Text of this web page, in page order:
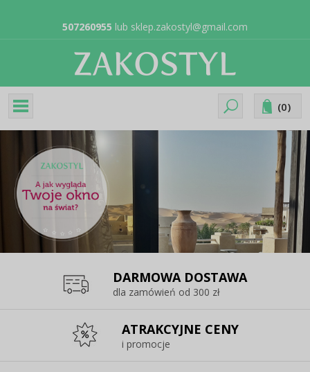
507260955 lub sklep.zakostyl@gmail.com
(0)
DARMOWA DOSTAWA
dla zamówień od 300 zł
ATRAKCYJNE CENY
i promocje